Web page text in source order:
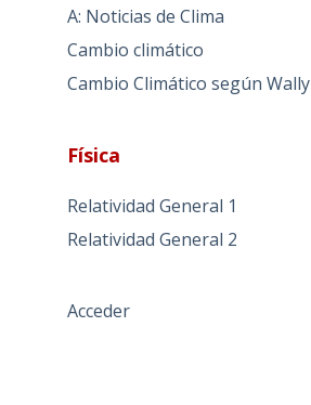
A: Noticias de Clima
Cambio climático
Cambio Climático según Wally
Física
Relatividad General 1
Relatividad General 2
Acceder